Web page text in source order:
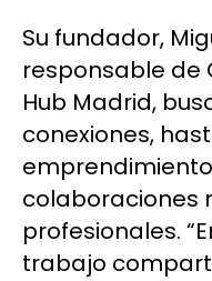
Su fundador,
responsable de
Hub Madrid,
conexiones,
colaboraciones
profesionales.
trabajo